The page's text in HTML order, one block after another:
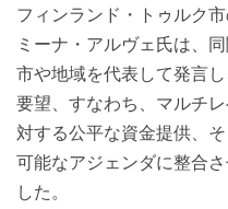
USA Office
フィンランド・トゥルク
ミーナ・アルヴェ氏は、
市や地域を代表して発言
要望、すなわち、マルチ
対する公平な資金提供、
可能なアジェンダに整合
した。